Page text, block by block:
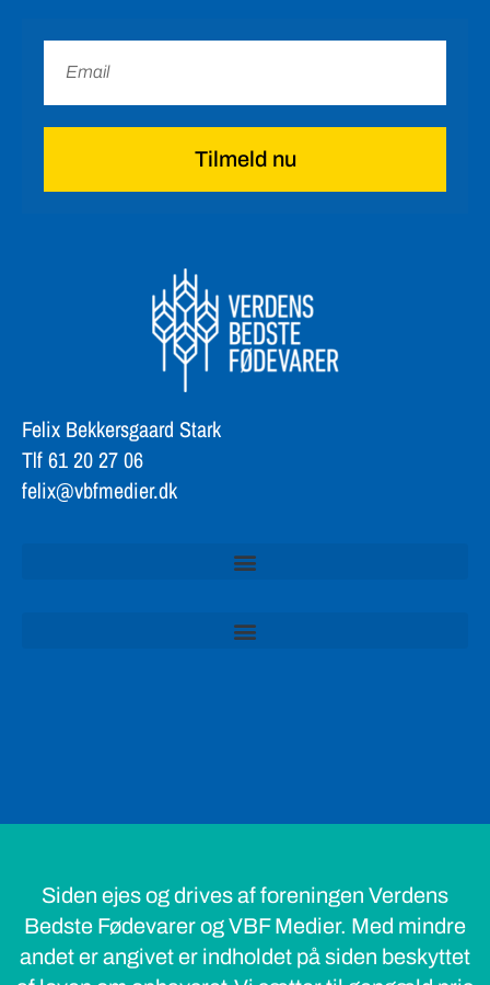
Tilmeld nu
Felix Bekkersgaard Stark
Tlf 61 20 27 06
felix@vbfmedier.dk
Siden ejes og drives af foreningen Verdens
Bedste Fødevarer og VBF Medier. Med mindre
andet er angivet er indholdet på siden beskyttet